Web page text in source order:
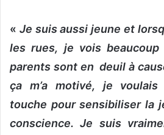
« Je suis aussi jeune et
les rues, je vois beaucoup
parents sont en deuil à
ça m’a motivé, je
touche pour sensibiliser la
conscience. Je suis